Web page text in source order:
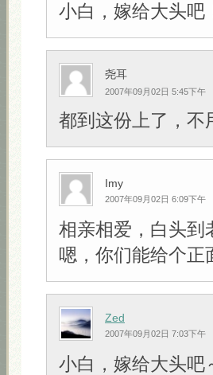
小白，嫁给大头吧
尧耳
2007年09月02日 5:45下午
都到这份上了，不
Imy
2007年09月02日 6:09下午
相亲相爱，白头到
嗯，你们能给个正
Zed
2007年09月02日 7:03下午
小白，嫁给大头吧